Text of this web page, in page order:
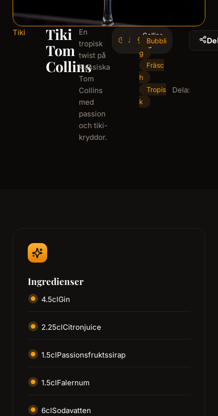
Tiki
Tiki
Tom
Collins
En
tropisk
twist på
klassiska
Tom
Collins
med
passion
och tiki-
kryddor.
5
minminutes
1
serving
Collins-
glas
Bubbli
g
Fräsc
h
Tropis
k
Dela:
Ingredienser
4.5clGin
2.25clCitronjuice
1.5clPassionsfruktssirap
1.5clFalernum
6clSodavatten